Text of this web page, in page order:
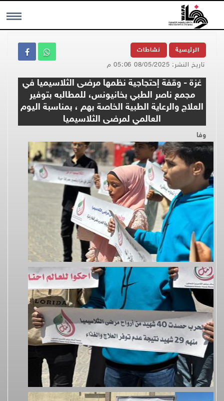
MENU الرئيسية نشاطات
تاريخ النشر: 08/05/2025 05:06 م
غزة - وقفة إحتجاجية نظمها مرضى الثلاسيميا في
مجمع ناصر الطبي بخانيونس، للمطالبه بتوفير
العلاج والرعاية الطبية الخاصة بهم ، بمناسبة اليوم
العالمي لمرضى الثلاسيميا
وفا